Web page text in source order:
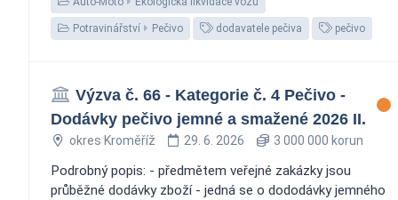
Potravinářství Pečivo dodavatele pečiva pečivo
Výzva č. 66 - Kategorie č. 4 Pečivo -
Dodávky pečivo jemné a smažené 2026 II.
okres Kroměříž 29. 6. 2026 3 000 000 korun
Podrobný popis: - předmětem veřejné zakázky jsou
průběžné dodávky zboží - jedná se o dododávky jemného